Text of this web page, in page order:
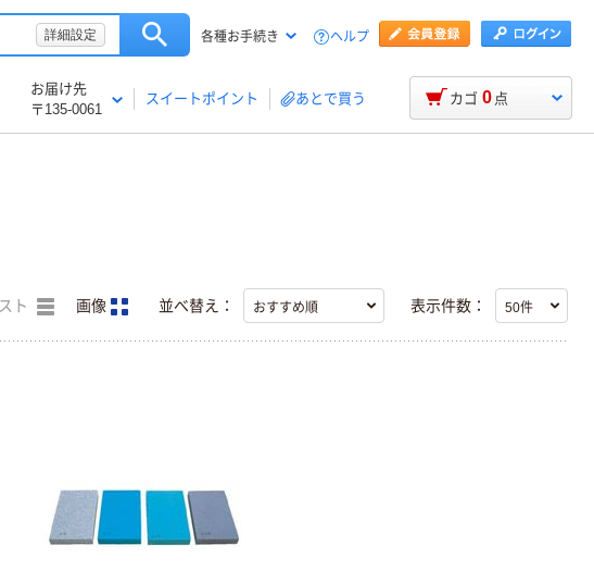
詳細設定 各種お手続き ヘルプ
お届け先
〒135-0061
スイートポイント あとで買う カゴ 0 点
ト 画像 並べ替え： 表示件数：